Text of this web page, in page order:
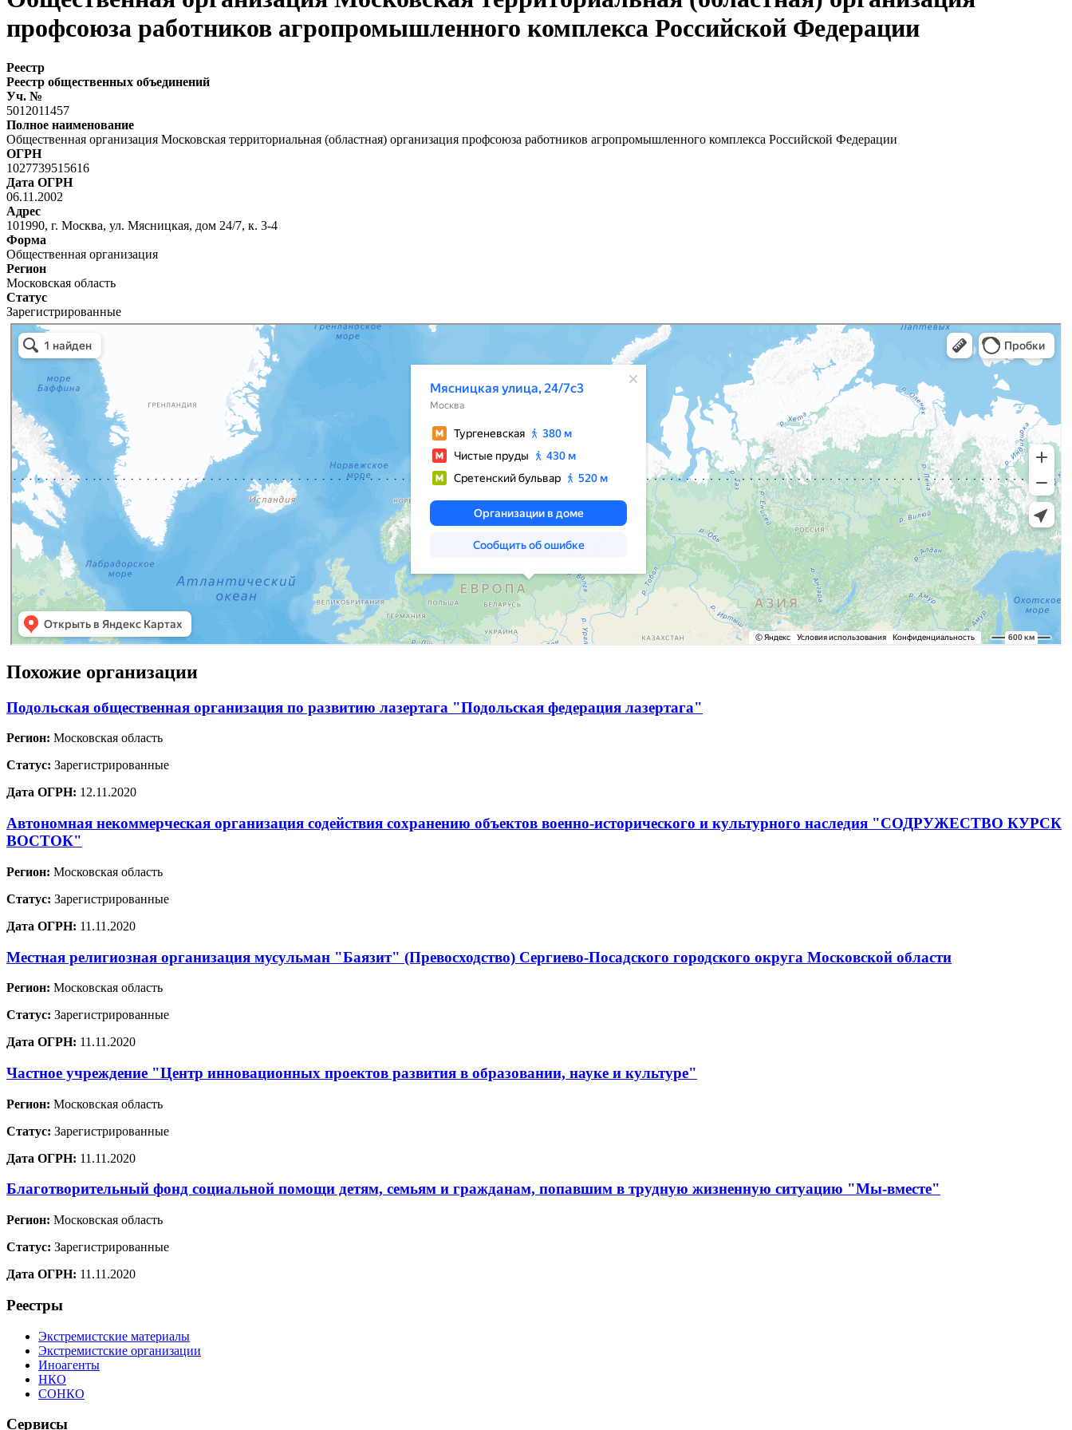
профсоюза работников агропромышленного комплекса Российской Федерации
Реестр
Реестр общественных объединений
Уч. №
5012011457
Полное наименование
Общественная организация Московская территориальная (областная) организация профсоюза работников агропромышленного комплекса Российской Федерации
ОГРН
1027739515616
Дата ОГРН
06.11.2002
Адрес
101990, г. Москва, ул. Мясницкая, дом 24/7, к. 3-4
Форма
Общественная организация
Регион
Московская область
Статус
Зарегистрированные
Похожие организации
Подольская общественная организация по развитию лазертага "Подольская федерация лазертага"
Регион: Московская область
Статус: Зарегистрированные
Дата ОГРН: 12.11.2020
Автономная некоммерческая организация содействия сохранению объектов военно-исторического и культурного наследия "СОДРУЖЕСТВО КУРСК
ВОСТОК"
Регион: Московская область
Статус: Зарегистрированные
Дата ОГРН: 11.11.2020
Местная религиозная организация мусульман "Баязит" (Превосходство) Сергиево-Посадского городского округа Московской области
Регион: Московская область
Статус: Зарегистрированные
Дата ОГРН: 11.11.2020
Частное учреждение "Центр инновационных проектов развития в образовании, науке и культуре"
Регион: Московская область
Статус: Зарегистрированные
Дата ОГРН: 11.11.2020
Благотворительный фонд социальной помощи детям, семьям и гражданам, попавшим в трудную жизненную ситуацию "Мы-вместе"
Регион: Московская область
Статус: Зарегистрированные
Дата ОГРН: 11.11.2020
Реестры
Экстремистские материалы
Экстремистские организации
Иноагенты
НКО
СОНКО
Сервисы